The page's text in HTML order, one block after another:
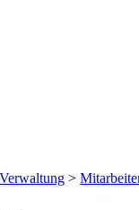
Verwaltung >